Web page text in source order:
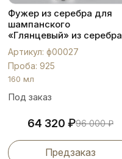
Фужер из серебра для
шампанского
«Глянцевый» из серебра
925 пробы, ф00027
Артикул: ф00027
Проба: 925
160 мл
Под заказ
64 320 ₽96 000₽
Предзаказ